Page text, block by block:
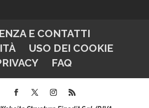
E CONTATTI
USO DEI COOKIE
FAQ